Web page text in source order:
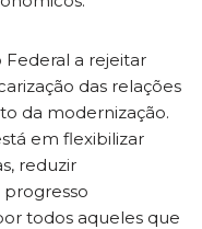
Federal a rejeitar
das relações
da modernização.
em flexibilizar
reduzir
progresso
todos aqueles que